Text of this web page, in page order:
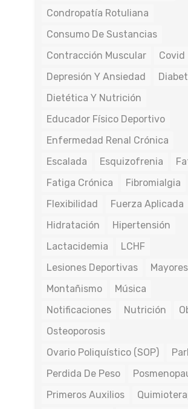
Condropatía Rotuliana
Consumo De Sustancias
Contracción Muscular
Covid
Depresión Y Ansiedad
Dietética Y Nutrición
Educador Físico Deportivo
Enfermedad Renal Crónica
Escalada
Esquizofrenia
Fatiga Crónica
Fibromialgia
Flexibilidad
Fuerza Aplicada
Hidratación
Hipertensión
Lactacidemia
LCHF
Lesiones Deportivas
Mayores
Montañismo
Música
Notificaciones
Nutrición
Osteoporosis
Ovario Poliquístico (SOP)
Perdida De Peso
Primeros Auxilios